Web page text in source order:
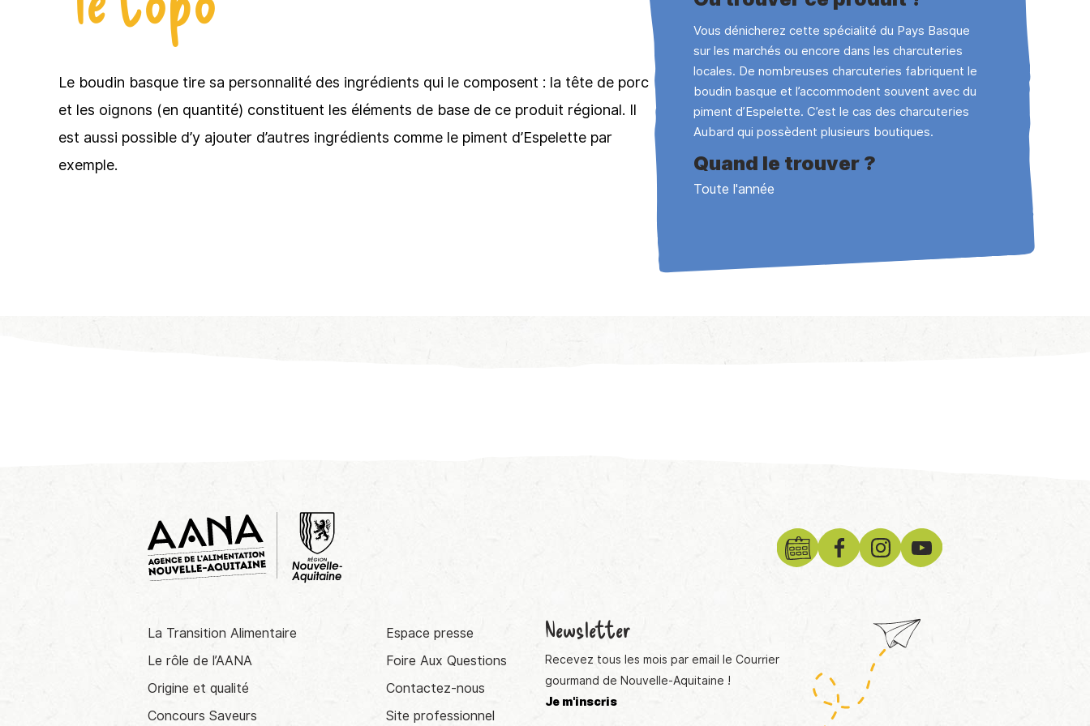
Le boudin basque tire sa personnalité des ingrédients qui le composent : la tête de porc
et les oignons (en quantité) constituent les éléments de base de ce produit régional. Il
est aussi possible d’y ajouter d’autres ingrédients comme le piment d’Espelette par
exemple.
Vous dénicherez cette spécialité du Pays Basque
sur les marchés ou encore dans les charcuteries
locales. De nombreuses charcuteries fabriquent le
boudin basque et l’accommodent souvent avec du
piment d’Espelette. C’est le cas des charcuteries
Aubard qui possèdent plusieurs boutiques.
Quand le trouver ?
Toute l'année
La Transition Alimentaire
Espace presse
Le rôle de l’AANA
Foire Aux Questions
Origine et qualité
Contactez-nous
Concours Saveurs
Site professionnel
Newsletter
Recevez tous les mois par email le Courrier
gourmand de Nouvelle-Aquitaine !
Je m'inscris